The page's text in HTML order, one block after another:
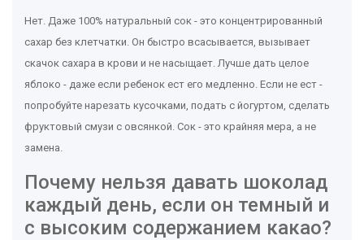
Нет. Даже 100% натуральный сок - это концентрированный
сахар без клетчатки. Он быстро всасывается, вызывает
скачок сахара в крови и не насыщает. Лучше дать целое
яблоко - даже если ребенок ест его медленно. Если не ест -
попробуйте нарезать кусочками, подать с йогуртом, сделать
фруктовый смузи с овсянкой. Сок - это крайняя мера, а не
замена.
Почему нельзя давать шоколад
каждый день, если он темный и
с высоким содержанием какао?